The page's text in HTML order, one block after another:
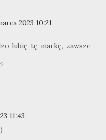
2023 10:21
lubię tę markę, zawsze
11:43